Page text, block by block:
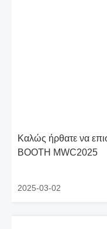
Καλώς ήρθατε να
BOOTH MWC2025
2025-03-02